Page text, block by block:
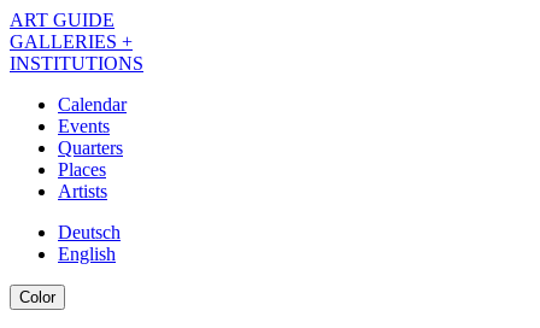
Skip
to
main
ART GUIDE
GALLERIES +
INSTITUTIONS
Navigation
Kalender
EN
Calendar
Events
Quarters
Places
Artists
Deutsch
English
Color